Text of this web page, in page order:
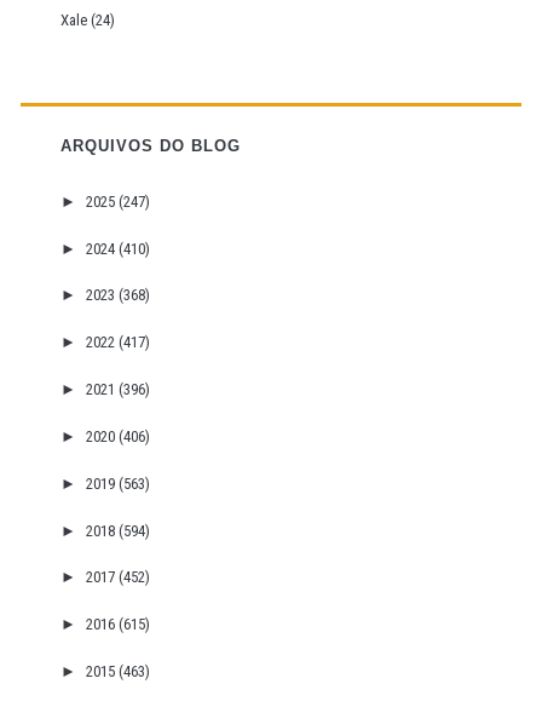
Xale (24)
ARQUIVOS DO BLOG
► 2025 (247)
► 2024 (410)
► 2023 (368)
► 2022 (417)
► 2021 (396)
► 2020 (406)
► 2019 (563)
► 2018 (594)
► 2017 (452)
► 2016 (615)
► 2015 (463)